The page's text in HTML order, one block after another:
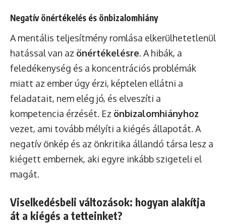
Negatív önértékelés és önbizalomhiány
A mentális teljesítmény romlása elkerülhetetlenül
hatással van az önértékelésre. A hibák, a
feledékenység és a koncentrációs problémák
miatt az ember úgy érzi, képtelen ellátni a
feladatait, nem elég jó, és elveszíti a
kompetencia érzését. Ez önbizalomhiányhoz
vezet, ami tovább mélyíti a kiégés állapotát. A
negatív önkép és az önkritika állandó társa lesz a
kiégett embernek, aki egyre inkább szigeteli el
magát.
Viselkedésbeli változások: hogyan alakítja
át a kiégés a tetteinket?